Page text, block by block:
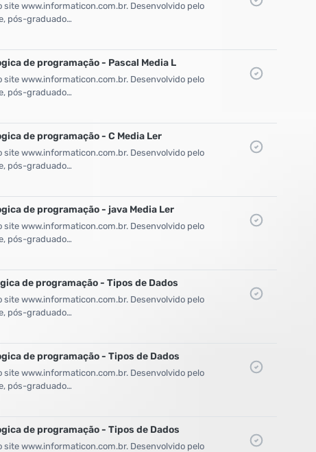
site www.informaticon.com.br. Desenvolvido pelo
pós-graduado…
de programação - Pascal Media L
site www.informaticon.com.br. Desenvolvido pelo
pós-graduado…
de programação - C Media Ler
site www.informaticon.com.br. Desenvolvido pelo
pós-graduado…
de programação - java Media Ler
site www.informaticon.com.br. Desenvolvido pelo
pós-graduado…
de programação - Tipos de Dados
site www.informaticon.com.br. Desenvolvido pelo
pós-graduado…
de programação - Tipos de Dados
site www.informaticon.com.br. Desenvolvido pelo
pós-graduado…
de programação - Tipos de Dados
site www.informaticon.com.br. Desenvolvido pelo